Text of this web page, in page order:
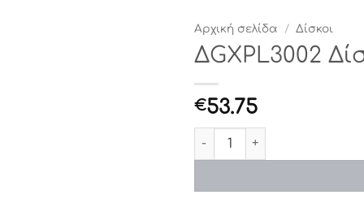
Αρχική σελίδα / Δίσκοι
ΔGXPL3002
€53.75
ΔGXPL3002 Δίσκος